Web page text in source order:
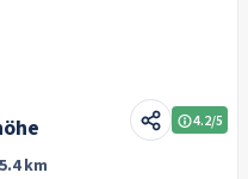
4.2/5
5.4 km